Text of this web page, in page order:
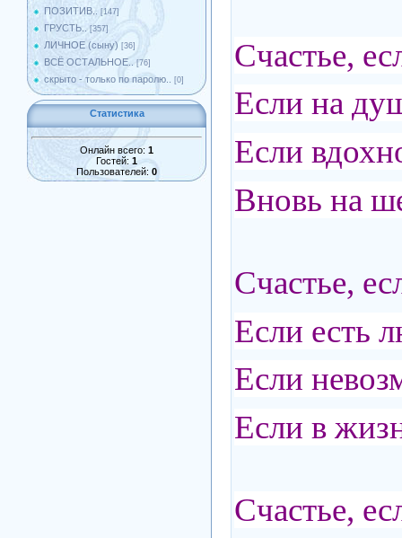
ПОЗИТИВ.. [147]
ГРУСТЬ.. [357]
ЛИЧНОЕ (сыну) [36]
ВСЁ ОСТАЛЬНОЕ.. [76]
скрыто - только по паролю.. [0]
Статистика
Онлайн всего: 1
Гостей: 1
Пользователей: 0
Счастье,
Если на
Если
Вновь на
Счастье,
Если есть
Если
Если в
Счастье,